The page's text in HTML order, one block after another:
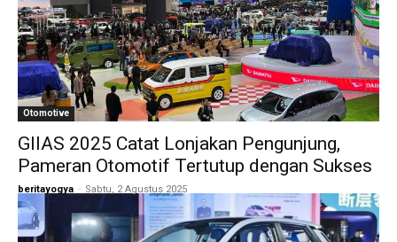
Otomotive
GIIAS 2025 Catat Lonjakan Pengunjung,
Pameran Otomotif Tertutup dengan Sukses
beritayogya - Sabtu, 2 Agustus 2025